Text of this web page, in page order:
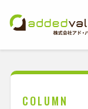
COLUMN